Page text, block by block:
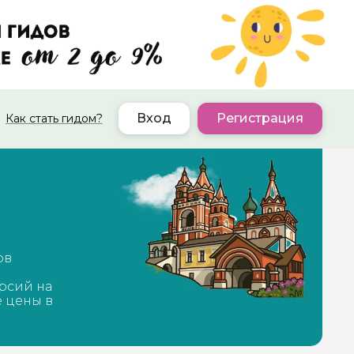
Как стать гидом? Вход Регистрация
на
цены в